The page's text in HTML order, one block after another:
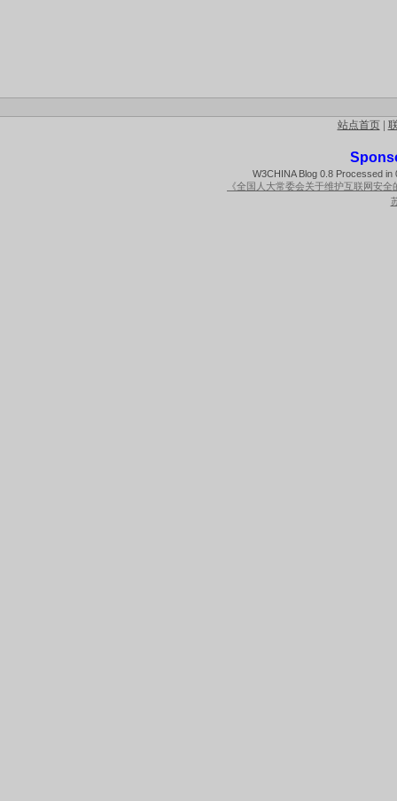
站点首页|
W3CHINA Blog 0.8 Processed
《全国人大常委会关于维护互联网安全